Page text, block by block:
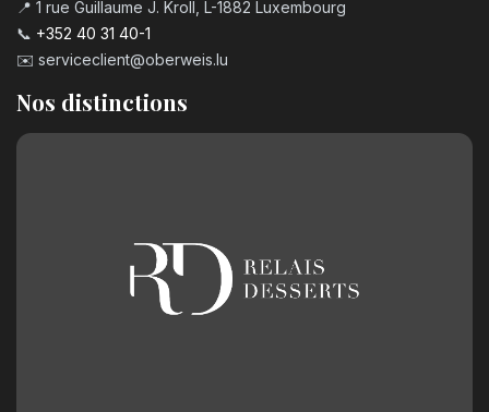
📍 1 rue Guillaume J. Kroll, L-1882 Luxembourg
📞 +352 40 31 40-1
✉️ serviceclient@oberweis.lu
Nos distinctions